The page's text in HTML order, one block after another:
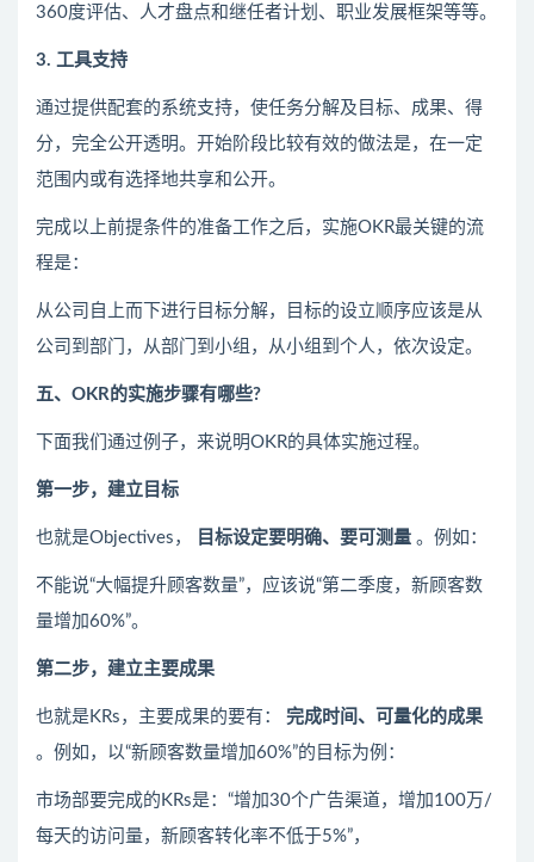
360度评估、人才盘点和继任者计划、职业发展框架等等。
3. 工具支持
通过提供配套的系统支持，使任务分解及目标、成果、得
分，完全公开透明。开始阶段比较有效的做法是，在一定
范围内或有选择地共享和公开。
完成以上前提条件的准备工作之后，实施OKR最关键的流
程是：
从公司自上而下进行目标分解，目标的设立顺序应该是从
公司到部门，从部门到小组，从小组到个人，依次设定。
五、OKR的实施步骤有哪些?
下面我们通过例子，来说明OKR的具体实施过程。
第一步，建立目标
也就是Objectives， 目标设定要明确、要可测量 。例如：
不能说“大幅提升顾客数量”，应该说“第二季度，新顾客数
量增加60%”。
第二步，建立主要成果
也就是KRs，主要成果的要有：
完成时间、可量化的成果
。例如，以“新顾客数量增加60%”的目标为例：
市场部要完成的KRs是：“增加30个广告渠道，增加100万/
每天的访问量，新顾客转化率不低于5%”，